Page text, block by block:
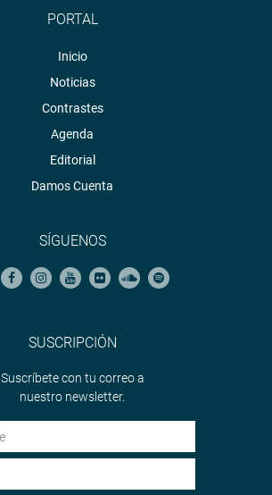
PORTAL
Inicio
Noticias
Contrastes
Agenda
Editorial
Damos Cuenta
SÍGUENOS
SUSCRIPCIÓN
Suscríbete con tu correo a
nuestro newsletter.